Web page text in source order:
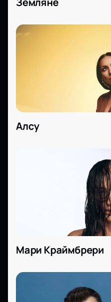
Алсу
Мари Краймбрери